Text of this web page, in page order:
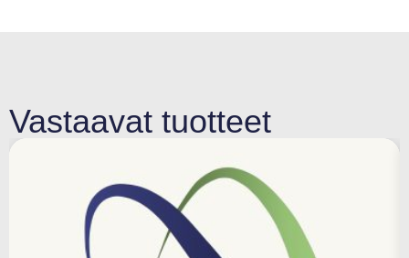
Vastaavat tuotteet